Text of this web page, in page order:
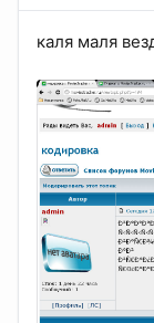
каля маля